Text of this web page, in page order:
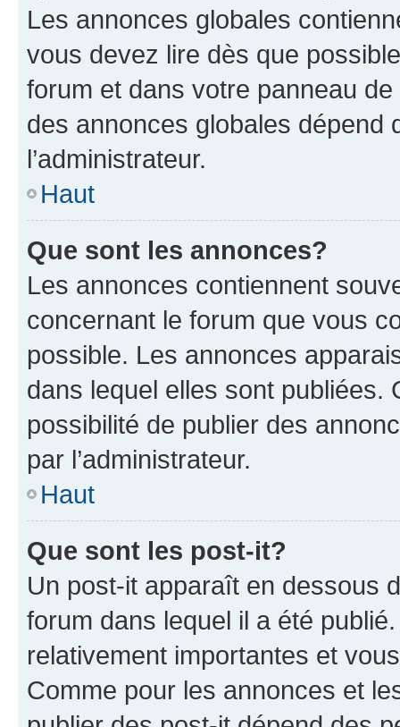
Les annonces globales
vous devez lire dès que
forum et dans votre panneau
des annonces globales dépend
l’administrateur.
Haut
Que sont les annonces?
Les annonces contiennent
concernant le forum que vous
possible. Les annonces
dans lequel elles sont publiées.
possibilité de publier des
par l’administrateur.
Haut
Que sont les post-it?
Un post-it apparaît en dessous
forum dans lequel il a été
relativement importantes et
Comme pour les annonces et